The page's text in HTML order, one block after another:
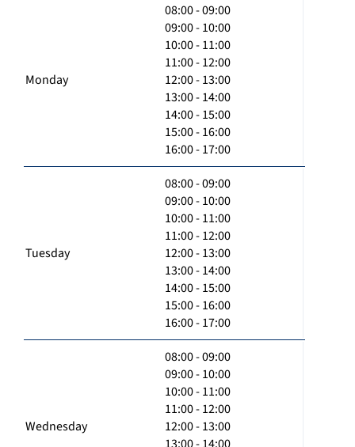
Monday
08:00 - 09:00
09:00 - 10:00
10:00 - 11:00
11:00 - 12:00
12:00 - 13:00
13:00 - 14:00
14:00 - 15:00
15:00 - 16:00
16:00 - 17:00
Tuesday
08:00 - 09:00
09:00 - 10:00
10:00 - 11:00
11:00 - 12:00
12:00 - 13:00
13:00 - 14:00
14:00 - 15:00
15:00 - 16:00
16:00 - 17:00
Wednesday
08:00 - 09:00
09:00 - 10:00
10:00 - 11:00
11:00 - 12:00
12:00 - 13:00